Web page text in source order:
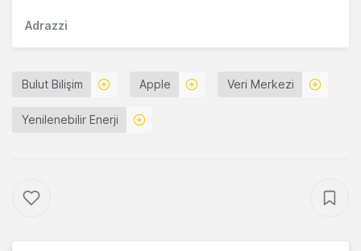
Adrazzi
Bulut Bilişim Apple Veri Merkezi
Yenilenebilir Enerji